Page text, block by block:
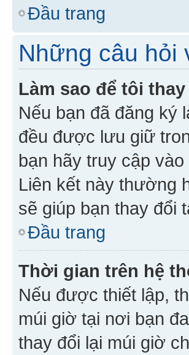
Đầu trang
Những câu hỏi
Làm sao để tôi
Nếu bạn đã đăng ký
đều được lưu giữ
bạn hãy truy cập
Liên kết này thường
sẽ giúp bạn thay đổi
Đầu trang
Thời gian trên hệ
Nếu được thiết lập,
múi giờ tại nơi bạn
thay đổi lại múi giờ